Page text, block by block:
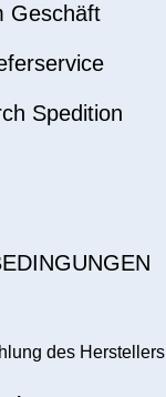
Geschäft
Spedition
des Herstellers